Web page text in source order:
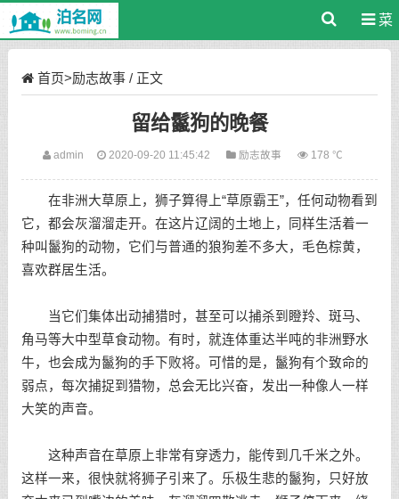
菜
首页>励志故事/ 正文
留给鬣狗的晚餐
admin 2020-09-20 11:45:42 励志故事 178 ℃
在非洲大草原上，狮子算得上“草原霸王”，任何动物看到
它，都会灰溜溜走开。在这片辽阔的土地上，同样生活着一
种叫鬣狗的动物，它们与普通的狼狗差不多大，毛色棕黄，
喜欢群居生活。
当它们集体出动捕猎时，甚至可以捕杀到瞪羚、斑马、
角马等大中型草食动物。有时，就连体重达半吨的非洲野水
牛，也会成为鬣狗的手下败将。可惜的是，鬣狗有个致命的
弱点，每次捕捉到猎物，总会无比兴奋，发出一种像人一样
大笑的声音。
这种声音在草原上非常有穿透力，能传到几千米之外。
这样一来，很快就将狮子引来了。乐极生悲的鬣狗，只好放